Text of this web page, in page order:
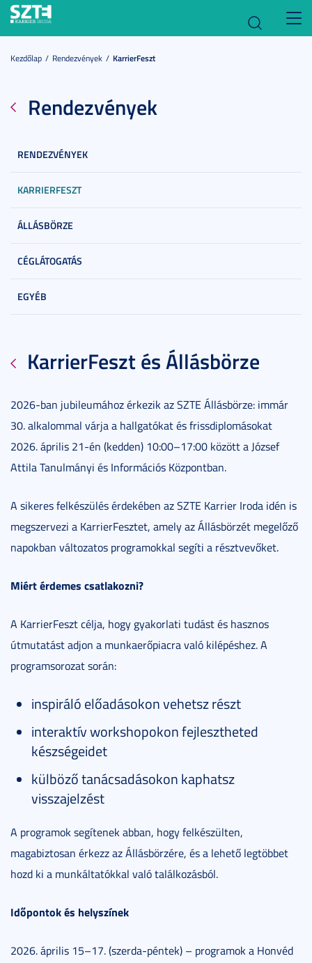
Kezdőlap Rendezvények KarrierFeszt
Rendezvények
RENDEZVÉNYEK
KARRIERFESZT
ÁLLÁSBÖRZE
CÉGLÁTOGATÁS
EGYÉB
KarrierFeszt és Állásbörze
2026-ban jubileumához érkezik az SZTE Állásbörze: immár
30. alkalommal várja a hallgatókat és frissdiplomásokat
2026. április 21-én (kedden) 10:00–17:00 között a József
Attila Tanulmányi és Információs Központban.
A sikeres felkészülés érdekében az SZTE Karrier Iroda idén is
megszervezi a KarrierFesztet, amely az Állásbörzét megelőző
napokban változatos programokkal segíti a résztvevőket.
Miért érdemes csatlakozni?
A KarrierFeszt célja, hogy gyakorlati tudást és hasznos
útmutatást adjon a munkaerőpiacra való kilépéshez. A
programsorozat során:
inspiráló előadásokon vehetsz részt
interaktív workshopokon fejlesztheted
készségeidet
külböző tanácsadásokon kaphatsz
visszajelzést
A programok segítenek abban, hogy felkészülten,
magabiztosan érkezz az Állásbörzére, és a lehető legtöbbet
hozd ki a munkáltatókkal való találkozásból.
Időpontok és helyszínek
2026. április 15–17. (szerda-péntek) – programok a Honvéd